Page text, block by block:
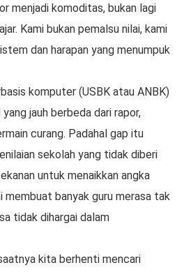
menjadi komoditas, bukan lagi
Kami bukan pemalsu nilai, kami
dan harapan yang menumpuk
komputer (USBK atau ANBK)
jauh berbeda dari rapor,
curang. Padahal gap itu
sekolah yang tidak diberi
untuk menaikkan angka
membuat banyak guru merasa tak
tidak dihargai dalam
kita berhenti mencari